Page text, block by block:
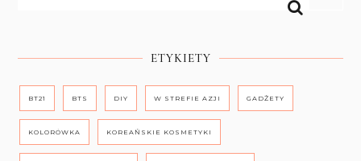
ETYKIETY
BT21 BTS DIY W STREFIE AZJI GADŻETY
KOLORÓWKA KOREAŃSKIE KOSMETYKI